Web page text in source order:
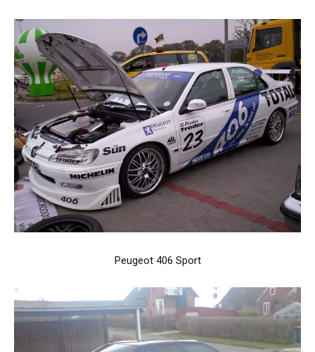
Peugeot 406 Sport